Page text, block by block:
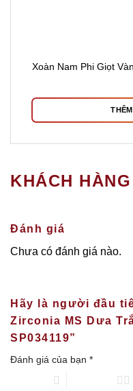
Xoàn Nam Phi Giọt
KHÁCH
Đánh giá
Chưa có đánh giá nào.
Hãy là người đầu
Zirconia MS Dưa
SP034119”
Đánh giá của bạn *